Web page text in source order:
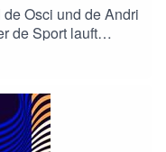
Osci und de Andri
de Sport lauft
a d'Ruder-EM
hät es
gholt, de Vierer
und das no am
Rennverlauf,